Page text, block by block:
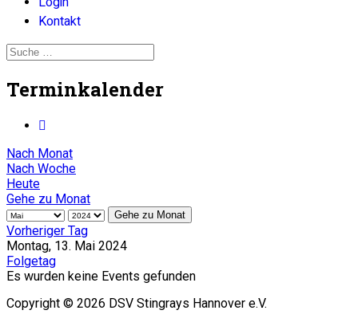
Kontakt
Terminkalender
Nach Monat
Nach Woche
Heute
Gehe zu Monat
Gehe zu Monat
Vorheriger Tag
Montag, 13. Mai 2024
Folgetag
Es wurden keine Events gefunden
Copyright © 2026 DSV Stingrays Hannover e.V.